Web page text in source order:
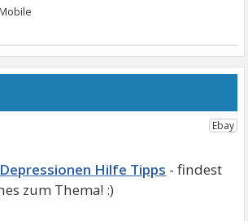
Depressionen Hilfe Tipps